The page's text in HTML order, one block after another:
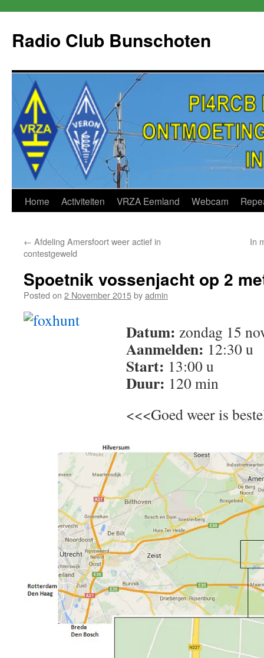
content
Radio Club Bunschoten
Home Activiteiten VRZA Eemland Webcam
← Afdeling Amersfoort weer actief in
contestgeweld
In
Spoetnik vossenjacht op 2
Posted on 2 November 2015byadmin
Datum: zondag 15
Aanmelden: 12:30 u
Start: 13:00 u
Duur: 120 min
<<<Goed weer is